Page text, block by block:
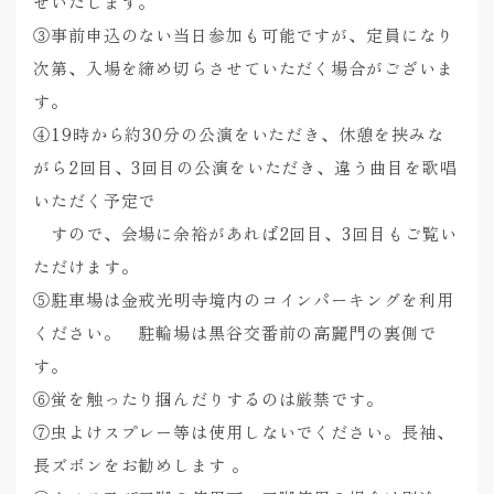
③事前申込のない当日参加も可能ですが、定員になり
次第、入場を締め切らさせていただく場合がございま
す。
④19時から約30分の公演をいただき、休憩を挟みな
がら2回目、3回目の公演をいただき、違う曲目を歌唱
いただく予定で
すので、会場に余裕があれば2回目、3回目もご覧い
ただけます。
⑤駐車場は金戒光明寺境内のコインパーキングを利用
ください。 駐輪場は黒谷交番前の高麗門の裏側で
す。
⑥蛍を触ったり掴んだりするのは厳禁です。
⑦虫よけスプレー等は使用しないでください。長袖、
長ズボンをお勧めします 。